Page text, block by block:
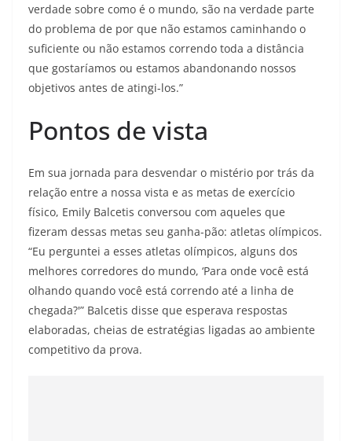
verdade sobre como é o mundo, são na verdade parte
do problema de por que não estamos caminhando o
suficiente ou não estamos correndo toda a distância
que gostaríamos ou estamos abandonando nossos
objetivos antes de atingi-los.”
Pontos de vista
Em sua jornada para desvendar o mistério por trás da
relação entre a nossa vista e as metas de exercício
físico, Emily Balcetis conversou com aqueles que
fizeram dessas metas seu ganha-pão: atletas olímpicos.
“Eu perguntei a esses atletas olímpicos, alguns dos
melhores corredores do mundo, ‘Para onde você está
olhando quando você está correndo até a linha de
chegada?'” Balcetis disse que esperava respostas
elaboradas, cheias de estratégias ligadas ao ambiente
competitivo da prova.